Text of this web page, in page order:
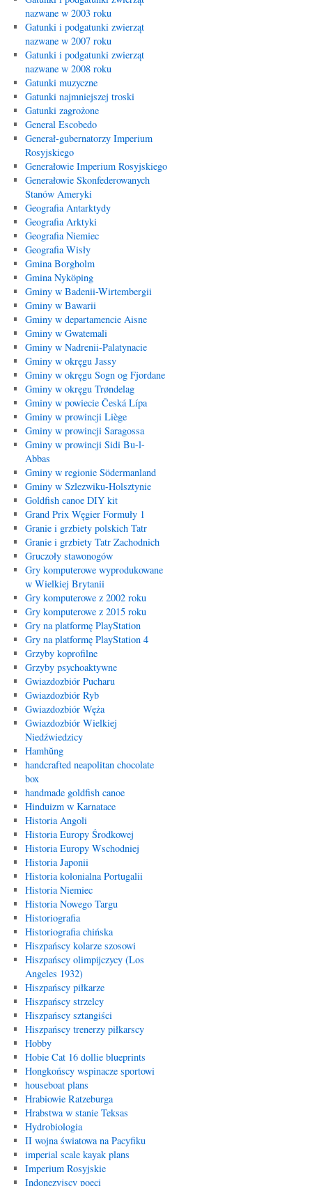
nazwane w 2003 roku
Gatunki i podgatunki zwierząt
nazwane w 2007 roku
Gatunki i podgatunki zwierząt
nazwane w 2008 roku
Gatunki muzyczne
Gatunki najmniejszej troski
Gatunki zagrożone
General Escobedo
Generał-gubernatorzy Imperium
Rosyjskiego
Generałowie Imperium Rosyjskiego
Generałowie Skonfederowanych
Stanów Ameryki
Geografia Antarktydy
Geografia Arktyki
Geografia Niemiec
Geografia Wisły
Gmina Borgholm
Gmina Nyköping
Gminy w Badenii-Wirtembergii
Gminy w Bawarii
Gminy w departamencie Aisne
Gminy w Gwatemali
Gminy w Nadrenii-Palatynacie
Gminy w okręgu Jassy
Gminy w okręgu Sogn og Fjordane
Gminy w okręgu Trøndelag
Gminy w powiecie Česká Lípa
Gminy w prowincji Liège
Gminy w prowincji Saragossa
Gminy w prowincji Sidi Bu-l-
Abbas
Gminy w regionie Södermanland
Gminy w Szlezwiku-Holsztynie
Goldfish canoe DIY kit
Grand Prix Węgier Formuły 1
Granie i grzbiety polskich Tatr
Granie i grzbiety Tatr Zachodnich
Gruczoły stawonogów
Gry komputerowe wyprodukowane
w Wielkiej Brytanii
Gry komputerowe z 2002 roku
Gry komputerowe z 2015 roku
Gry na platformę PlayStation
Gry na platformę PlayStation 4
Grzyby koprofilne
Grzyby psychoaktywne
Gwiazdozbiór Pucharu
Gwiazdozbiór Ryb
Gwiazdozbiór Węża
Gwiazdozbiór Wielkiej
Niedźwiedzicy
Hamhŭng
handcrafted neapolitan chocolate
box
handmade goldfish canoe
Hinduizm w Karnatace
Historia Angoli
Historia Europy Środkowej
Historia Europy Wschodniej
Historia Japonii
Historia kolonialna Portugalii
Historia Niemiec
Historia Nowego Targu
Historiografia
Historiografia chińska
Hiszpańscy kolarze szosowi
Hiszpańscy olimpijczycy (Los
Angeles 1932)
Hiszpańscy piłkarze
Hiszpańscy strzelcy
Hiszpańscy sztangiści
Hiszpańscy trenerzy piłkarscy
Hobby
Hobie Cat 16 dollie blueprints
Hongkońscy wspinacze sportowi
houseboat plans
Hrabiowie Ratzeburga
Hrabstwa w stanie Teksas
Hydrobiologia
II wojna światowa na Pacyfiku
imperial scale kayak plans
Imperium Rosyjskie
Indonezyjscy poeci